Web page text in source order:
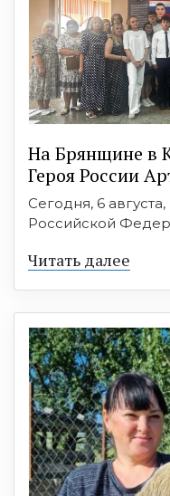
На Брянщине в
Героя России
Сегодня, 6
Российской
Читать далее